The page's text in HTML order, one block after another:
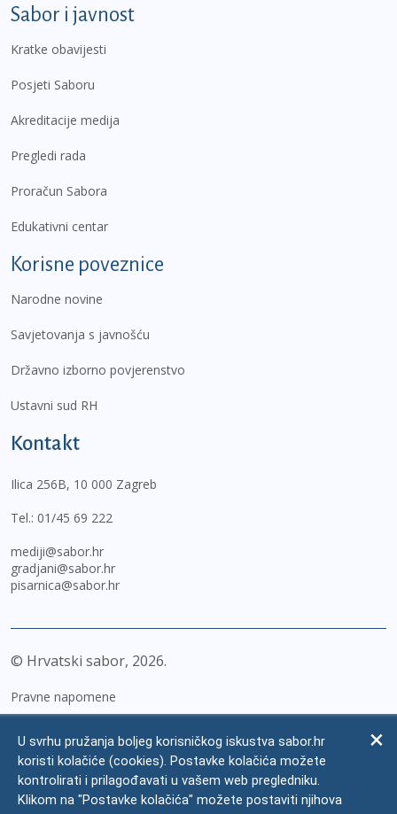
Sabor i javnost
Kratke obavijesti
Posjeti Saboru
Akreditacije medija
Pregledi rada
Proračun Sabora
Edukativni centar
Korisne poveznice
Narodne novine
Savjetovanja s javnošću
Državno izborno povjerenstvo
Ustavni sud RH
Kontakt
Ilica 256B, 10 000 Zagreb
Tel.: 01/45 69 222
mediji@sabor.hr
gradjani@sabor.hr
pisarnica@sabor.hr
© Hrvatski sabor, 2026
Pravne napomene
Zaštita osobnih podataka
Impressum
U svrhu pružanja boljeg korisničkog iskustva sabor.hr
koristi kolačiće (cookies). Postavke kolačića možete
kontrolirati i prilagođavati u vašem web pregledniku.
Klikom na "Postavke kolačića" možete postaviti njihova